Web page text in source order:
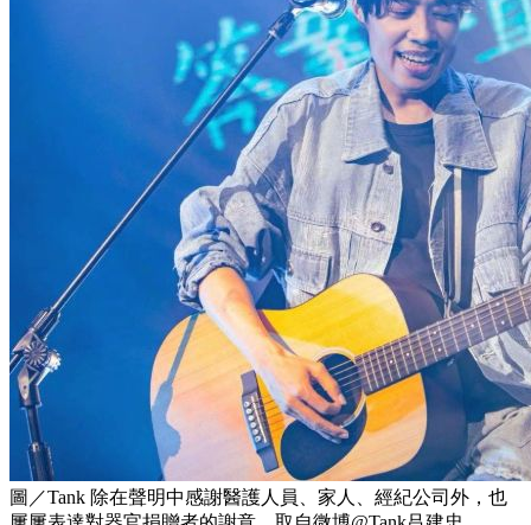
圖／Tank 除在聲明中感謝醫護人員、家人、經紀公司外，也